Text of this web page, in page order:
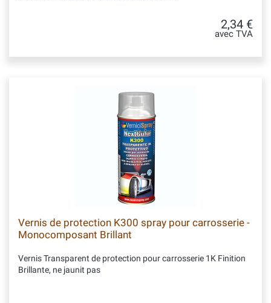
2,34 €
avec TVA
Vernis de protection K300 spray pour carrosserie -
Monocomposant Brillant
Vernis Transparent de protection pour carrosserie 1K Finition
Brillante, ne jaunit pas